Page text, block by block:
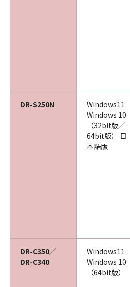
DR-S250N
Windows11
Windows 10
（32bit版／
64bit版） 日
本語版
DR-C350／
DR-C340
Windows11
Windows 10
（64bit版）